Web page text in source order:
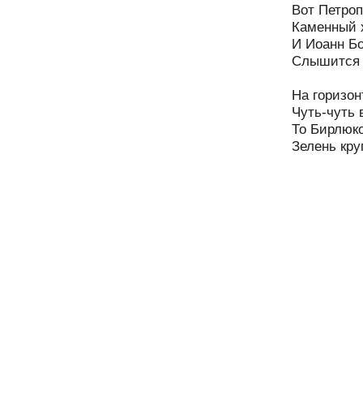
Вот
Каменный
И Иоанн
Слышится
На
Чуть-чуть
То
Зелень